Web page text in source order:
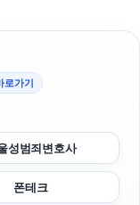
로가기
성범죄변호사
폰테크